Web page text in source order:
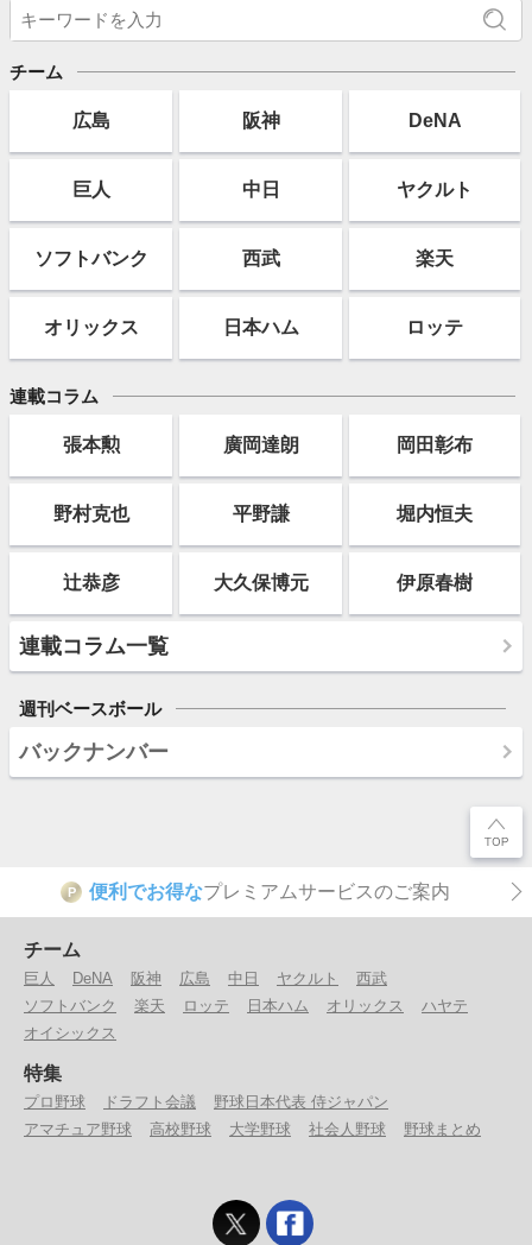
チーム
広島 阪神 DeNA
巨人 中日 ヤクルト
ソフトバンク 西武 楽天
オリックス 日本ハム ロッテ
連載コラム
張本勲 廣岡達朗 岡田彰布
野村克也 平野謙 堀内恒夫
辻恭彦 大久保博元 伊原春樹
連載コラム一覧
週刊ベースボール
バックナンバー
P 便利でお得なプレミアムサービスのご案内
チーム
巨人 DeNA 阪神 広島 中日 ヤクルト
西武
ソフトバンク
楽天 ロッテ 日本ハム オリックス
ハヤテ
オイシックス
特集
プロ野球 ドラフト会議
野球日本代表 侍ジャパン
アマチュア野球
高校野球 大学野球 社会人野球 野球まとめ